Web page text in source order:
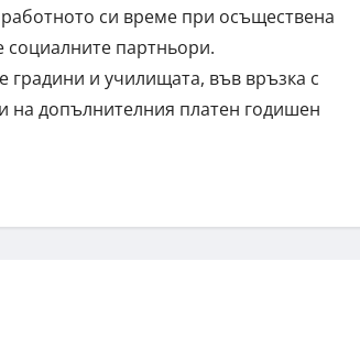
си време при осъществена
партньори.
градини и училищата, във връзка с
на допълнителния платен годишен